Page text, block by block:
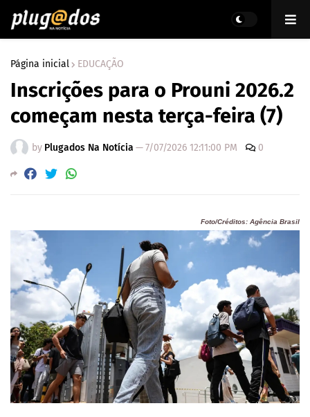
Página inicial EDUCAÇÃO
Inscrições para o Prouni 2026.2
começam nesta terça-feira (7)
by Plugados Na Notícia —7/07/2026 12:11:00 PM 0
Foto/Créditos: Agência Brasil